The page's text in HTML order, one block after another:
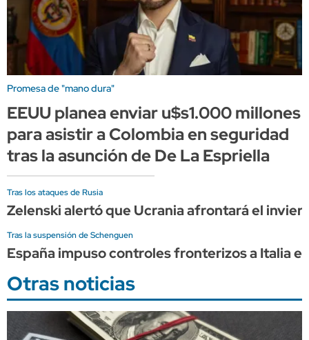
Promesa de "mano dura"
EEUU planea enviar u$s1.000 millones
para asistir a Colombia en seguridad
tras la asunción de De La Espriella
Tras los ataques de Rusia
Zelenski alertó que Ucrania afrontará el
Tras la suspensión de Schenguen
España impuso controles fronterizos a Italia
Otras noticias